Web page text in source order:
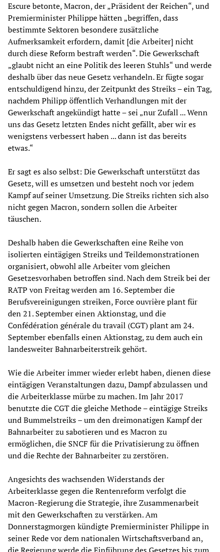
Escure betonte, Macron, der „Präsident der Reichen“, und
Premierminister Philippe hätten „begriffen, dass
bestimmte Sektoren besondere zusätzliche
Aufmerksamkeit erfordern, damit [die Arbeiter] nicht
durch diese Reform bestraft werden“. Die Gewerkschaft
„glaubt nicht an eine Politik des leeren Stuhls“ und werde
deshalb über das neue Gesetz verhandeln. Er fügte sogar
entschuldigend hinzu, der Zeitpunkt des Streiks – ein Tag,
nachdem Philipp öffentlich Verhandlungen mit der
Gewerkschaft angekündigt hatte – sei „nur Zufall ... Wenn
uns das Gesetz letzten Endes nicht gefällt, aber wir es
wenigstens verbessert haben ... dann ist das bereits
etwas.“
Er sagt es also selbst: Die Gewerkschaft unterstützt das
Gesetz, will es umsetzen und besteht noch vor jedem
Kampf auf seiner Umsetzung. Die Streiks richten sich also
nicht gegen Macron, sondern sollen die Arbeiter
täuschen.
Deshalb haben die Gewerkschaften eine Reihe von
isolierten eintägigen Streiks und Teildemonstrationen
organisiert, obwohl alle Arbeiter vom gleichen
Gesetzesvorhaben betroffen sind. Nach dem Streik bei der
RATP von Freitag werden am 16. September die
Berufsvereinigungen streiken, Force ouvrière plant für
den 21. September einen Aktionstag, und die
Confédération générale du travail (CGT) plant am 24.
September ebenfalls einen Aktionstag, zu dem auch ein
landesweiter Bahnarbeiterstreik gehört.
Wie die Arbeiter immer wieder erlebt haben, dienen diese
eintägigen Veranstaltungen dazu, Dampf abzulassen und
die Arbeiterklasse mürbe zu machen. Im Jahr 2017
benutzte die CGT die gleiche Methode – eintägige Streiks
und Bummelstreiks – um den dreimonatigen Kampf der
Bahnarbeiter zu sabotieren und es Macron zu
ermöglichen, die SNCF für die Privatisierung zu öffnen
und die Rechte der Bahnarbeiter zu zerstören.
Angesichts des wachsenden Widerstands der
Arbeiterklasse gegen die Rentenreform verfolgt die
Macron-Regierung die Strategie, ihre Zusammenarbeit
mit den Gewerkschaften zu verstärken. Am
Donnerstagmorgen kündigte Premierminister Philippe in
seiner Rede vor dem nationalen Wirtschaftsverband an,